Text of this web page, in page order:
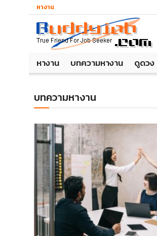
หางาน
หางาน บทความหางาน ดูดวง
บทความหางาน